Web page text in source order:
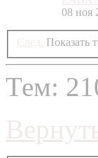
08 ноя
Показать
Тем: